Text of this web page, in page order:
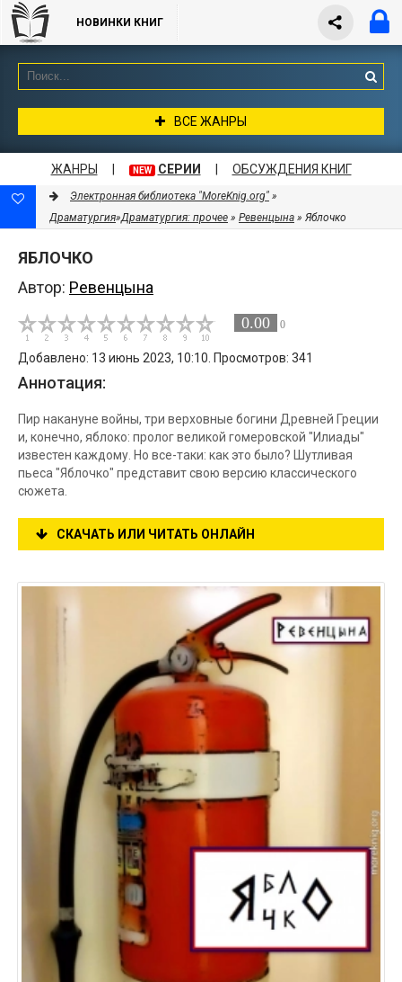
НОВИНКИ КНИГ
ВСЕ ЖАНРЫ
ЖАНРЫ NEW СЕРИИ ОБСУЖДЕНИЯ КНИГ
Электронная библиотека "MoreKnig.org" »
Драматургия»Драматургия: прочее » Ревенцына » Яблочко
ЯБЛОЧКО
Автор: Ревенцына
0.00 0
Добавлено: 13 июнь 2023, 10:10. Просмотров: 341
Аннотация:
Пир накануне войны, три верховные богини Древней Греции
и, конечно, яблоко: пролог великой гомеровской "Илиады"
известен каждому. Но все-таки: как это было? Шутливая
пьеса "Яблочко" представит свою версию классического
сюжета.
СКАЧАТЬ ИЛИ ЧИТАТЬ ОНЛАЙН